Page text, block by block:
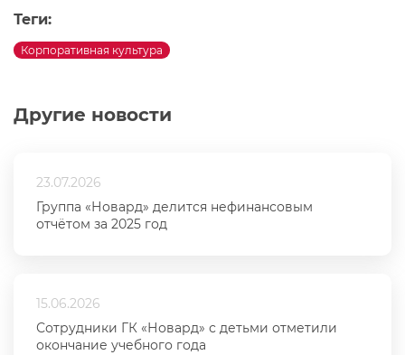
Другие новости
23.07.2026
Группа «Новард» делится нефинансовым
отчётом за 2025 год
15.06.2026
Сотрудники ГК «Новард» с детьми отметили
окончание учебного года
Теги:
Корпоративная культура